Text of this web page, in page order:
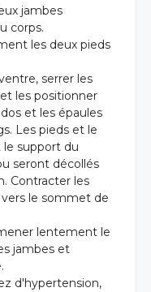
jambes
corps.
les deux pieds
serrer les
les positionner
et les épaules
Les pieds et le
support du
seront décollés
Contracter les
le sommet de
lentement le
jambes et
d'hypertension,